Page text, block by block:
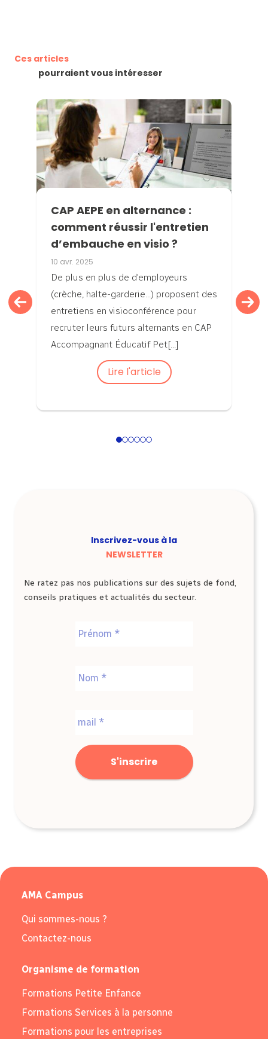
Ces articles
pourraient vous intéresser
CAP AEPE en alternance :
comment réussir l'entretien
d’embauche en visio ?
10 avr. 2025
De plus en plus de d'employeurs
(crèche, halte-garderie...) proposent des
entretiens en visioconférence pour
recruter leurs futurs alternants en CAP
Accompagnant Éducatif Pet[...]
Lire l'article
123456
Inscrivez-vous à la
NEWSLETTER
Ne ratez pas nos publications sur des sujets de fond,
conseils pratiques et actualités du secteur.
mail *
AMA Campus
Qui sommes-nous ?
Contactez-nous
Organisme de formation
Formations Petite Enfance
Formations Services à la personne
Formations pour les entreprises